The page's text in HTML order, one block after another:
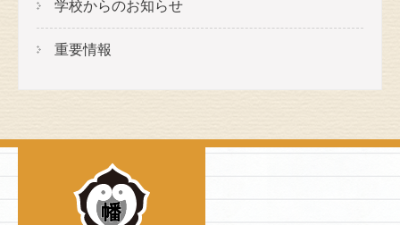
学校からのお知らせ
重要情報